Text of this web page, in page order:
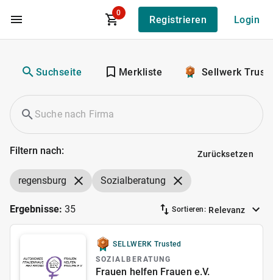
Zum Hauptinhalt
0
Registrieren Login
Suchseite Merkliste Sellwerk
Filtern nach: Zurücksetzen
regensburg Sozialberatung
Ergebnisse: 35 Sortieren: Relevanz
SELLWERK Trusted
SOZIALBERATUNG
Frauen helfen Frauen e.V.